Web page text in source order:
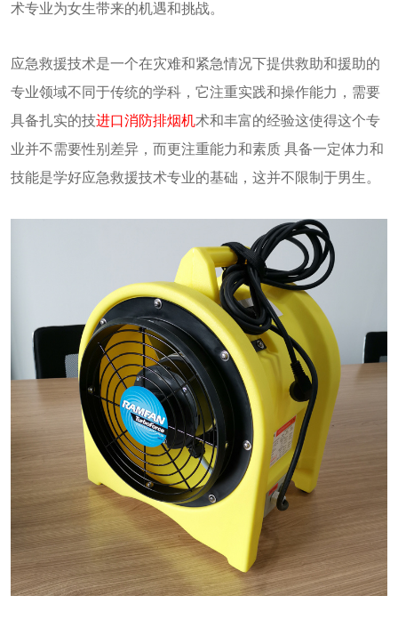
术专业为女生带来的机遇和挑战。
应急救援技术是一个在灾难和紧急情况下提供救助和援助的
专业领域不同于传统的学科，它注重实践和操作能力，需要
具备扎实的技进口消防排烟机术和丰富的经验这使得这个专
业并不需要性别差异，而更注重能力和素质 具备一定体力和
技能是学好应急救援技术专业的基础，这并不限制于男生。